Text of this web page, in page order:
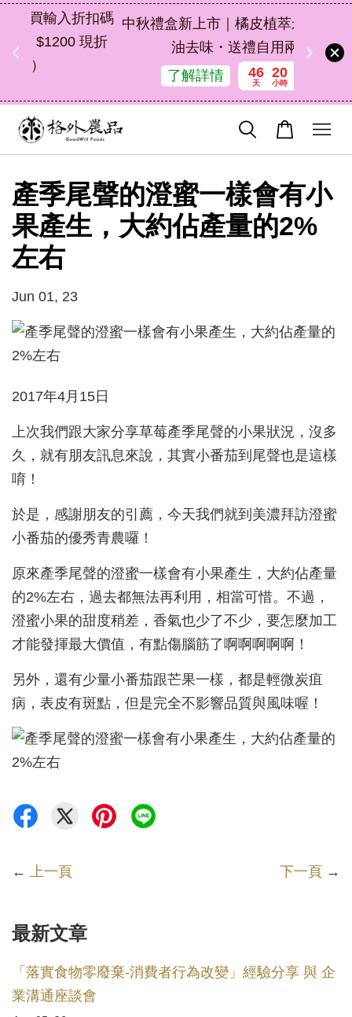
中秋禮盒新上市｜橘皮植萃永續好禮，解
油去味・送禮自用兩相宜
46
天
20
小時
1
分鐘
產季尾聲的澄蜜一樣會有小
果產生，大約佔產量的2%
左右
Jun 01, 23
2017年4月15日
上次我們跟大家分享草莓產季尾聲的小果狀況，沒多
久，就有朋友訊息來說，其實小番茄到尾聲也是這樣
唷！
於是，感謝朋友的引薦，今天我們就到美濃拜訪澄蜜
小番茄的優秀青農囉！
原來產季尾聲的澄蜜一樣會有小果產生，大約佔產量
的2%左右，過去都無法再利用，相當可惜。不過，
澄蜜小果的甜度稍差，香氣也少了不少，要怎麼加工
才能發揮最大價值，有點傷腦筋了啊啊啊啊啊！
另外，還有少量小番茄跟芒果一樣，都是輕微炭疽
病，表皮有斑點，但是完全不影響品質與風味喔！
← 上一頁 下一頁 →
最新文章
「落實食物零廢棄-消費者行為改變」經驗分享 與 企
業溝通座談會